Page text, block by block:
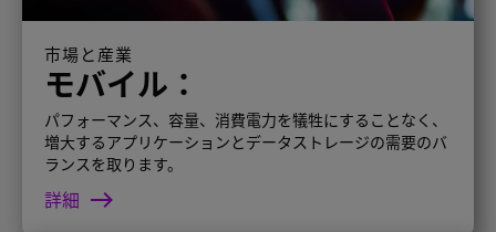
市場と産業
モバイル：
パフォーマンス、容量、消費電力を犠牲にすることなく、
増大するアプリケーションとデータストレージの需要のバ
ランスを取ります。
詳細